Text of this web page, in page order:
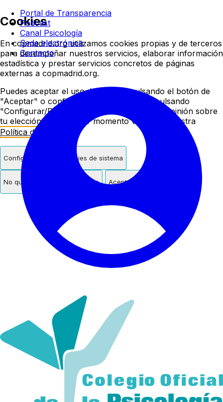
Cookies
En copmadrid.org utilizamos cookies propias y de terceros
para desempeñar nuestros servicios, elaborar información
estadística y prestar servicios concretos de páginas
externas a copmadrid.org.
Puedes aceptar el uso de cookies pulsando el botón de
"Aceptar" o configurar/rechazar su uso pulsando
"Configurar/Rechazar". Podrás cambiar de opinión sobre
tu elección en cualquier momento visitando nuestra
Política de Cookies
Configurar Solo cookies de sistema
No quiero cookies de terceros Aceptar cookies
Colegio oficial de
Portal de Transparencia
Podcast
Canal Psicología
Sede electrónica
Contacto